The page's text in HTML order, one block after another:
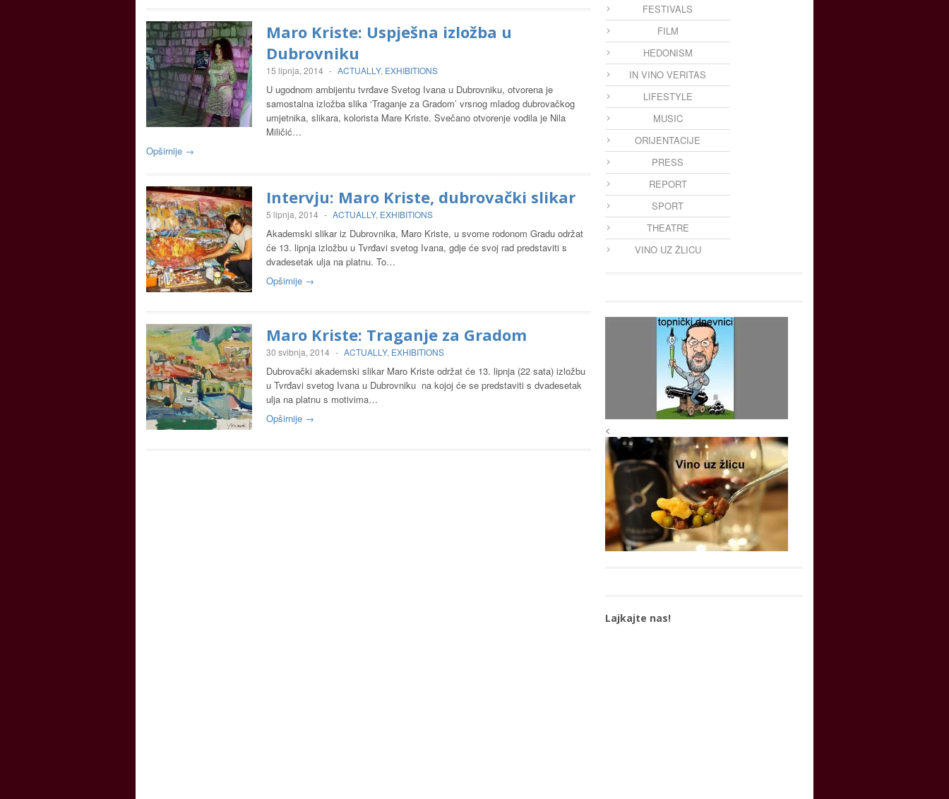
Maro Kriste: Uspješna izložba u
Dubrovniku
15 lipnja, 2014 - ACTUALLY, EXHIBITIONS
U ugodnom ambijentu tvrđave Svetog Ivana u Dubrovniku, otvorena je
samostalna izložba slika ‘Traganje za Gradom’ vrsnog mladog dubrovačkog
umjetnika, slikara, kolorista Mare Kriste. Svečano otvorenje vodila je Nila
Miličić…
Opširnije →
Intervju: Maro Kriste, dubrovački slikar
5 lipnja, 2014 - ACTUALLY, EXHIBITIONS
Akademski slikar iz Dubrovnika, Maro Kriste, u svome rodonom Gradu održat
će 13. lipnja izložbu u Tvrđavi svetog Ivana, gdje će svoj rad predstaviti s
dvadesetak ulja na platnu. To…
Opširnije →
Maro Kriste: Traganje za Gradom
30 svibnja, 2014 - ACTUALLY, EXHIBITIONS
Dubrovački akademski slikar Maro Kriste održat će 13. lipnja (22 sata) izložbu
u Tvrđavi svetog Ivana u Dubrovniku na kojoj će se predstaviti s dvadesetak
ulja na platnu s motivima…
Opširnije →
FESTIVALS
FILM
HEDONISM
IN VINO VERITAS
LIFESTYLE
MUSIC
ORIJENTACIJE
PRESS
REPORT
SPORT
THEATRE
VINO UZ ŽLICU
<
Lajkajte nas!